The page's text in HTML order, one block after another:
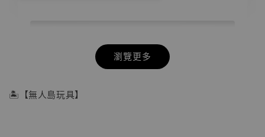
瀏覽更多
🏝【無人島玩具】